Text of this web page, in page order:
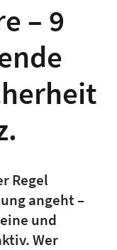
– 9
Regel
angeht –
und
Wer